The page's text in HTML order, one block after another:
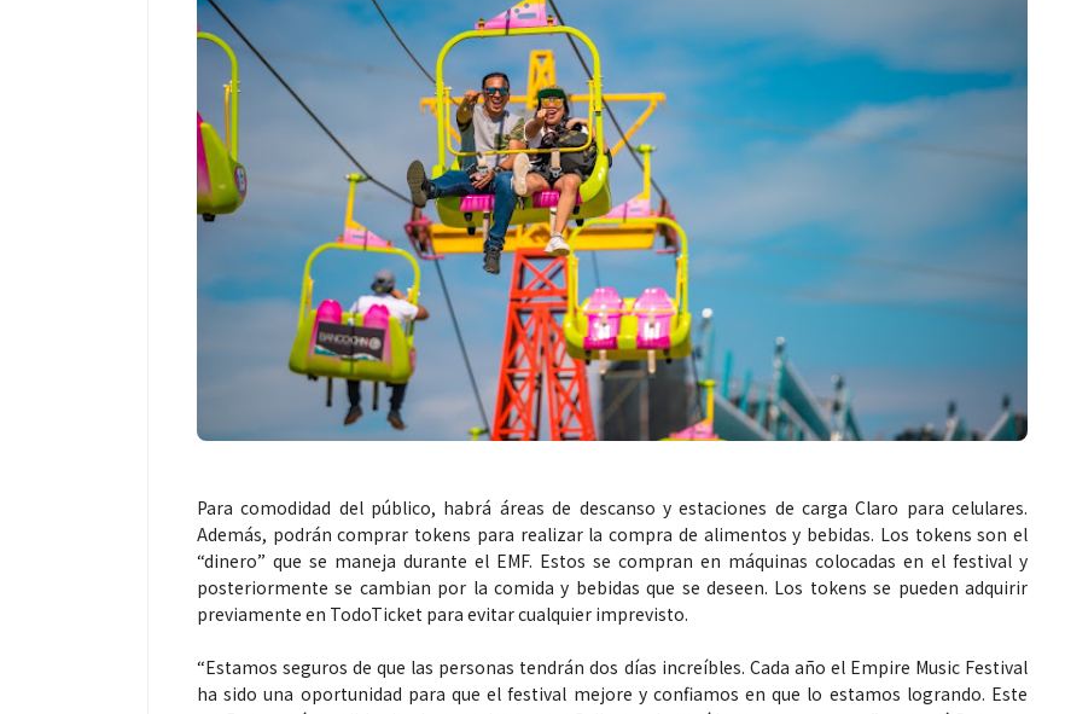
Para comodidad del público, habrá áreas de descanso y estaciones de carga Claro para celulares.
Además, podrán comprar tokens para realizar la compra de alimentos y bebidas. Los tokens son el
“dinero” que se maneja durante el EMF. Estos se compran en máquinas colocadas en el festival y
posteriormente se cambian por la comida y bebidas que se deseen. Los tokens se pueden adquirir
previamente en TodoTicket para evitar cualquier imprevisto.
“Estamos seguros de que las personas tendrán dos días increíbles. Cada año el Empire Music Festival
ha sido una oportunidad para que el festival mejore y confiamos en que lo estamos logrando. Este
Salud
usan los atletas para rendir
mejor
Salud
El cuidado de la piel va mucho
merece una atención específica